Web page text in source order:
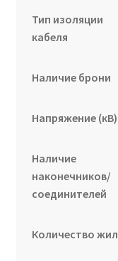
Тип изоляции
кабеля
Наличие брони
Напряжение (кВ)
Наличие
наконечников/
соединителей
Количество жил